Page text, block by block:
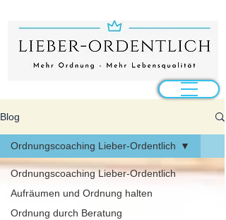
Blog
Ordnungscoaching Lieber-Ordentlich
Aufräumen und Ordnung halten
Ordnung durch Beratung
Ordnungscoaching Lieber-Ordentlich